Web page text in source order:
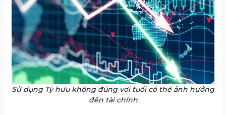
Sử dụng Tỳ hưu không đúng vơi tuổi có thể ảnh hưởng
đến tài chính